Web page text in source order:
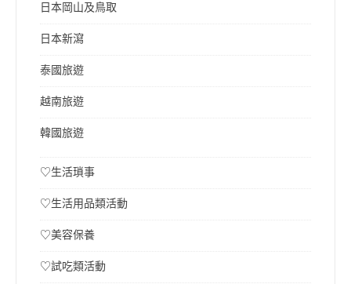
日本岡山及鳥取
日本新瀉
泰國旅遊
越南旅遊
韓國旅遊
♡生活瑣事
♡生活用品類活動
♡美容保養
♡試吃類活動